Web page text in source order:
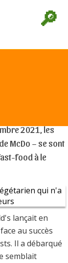
🔎
son burger
burger
les
2021, les
McDo – se sont
food à le
lançait en
au succès
Il a débarqué
semblait